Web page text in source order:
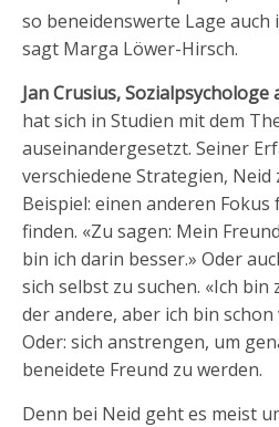
so beneidenswerte Lage auch
sagt Marga Löwer-Hirsch.
Jan Crusius,
hat sich in Studien mit dem
auseinandergesetzt. Seiner
verschiedene Strategien, Neid
Beispiel: einen anderen
finden. «Zu sagen: Mein
bin ich darin besser.» Oder
sich selbst zu suchen. «Ich
der andere, aber ich bin
Oder: sich anstrengen, um
beneidete Freund zu werden.
Denn bei Neid geht es meist